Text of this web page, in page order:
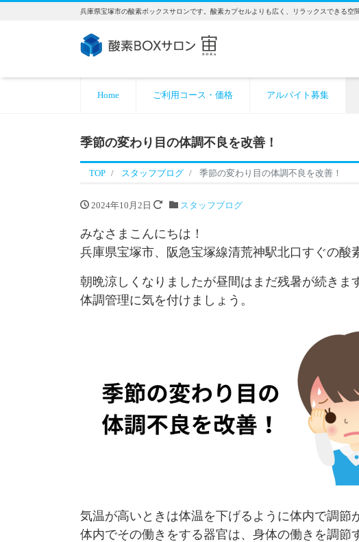
兵庫県宝塚市の酸素ボックスサロンです。酸素カプセルよりも広く、リラックスできる空
Home ご利用コース・価格 アルバイト募集
季節の変わり目の体調不良を改善！
TOP スタッフブログ 季節の変わり目の体調不良を改善！
2024年10月2日 スタッフブログ
みなさまこんにちは！
兵庫県宝塚市、阪急宝塚線清荒神駅北口すぐの酸
朝晩涼しくなりましたが昼間はまだ残暑が続き
体調管理に気を付けましょう。
気温が高いときは体温を下げるように体内で調節
体内でその働きをする器官は、身体の働きを調